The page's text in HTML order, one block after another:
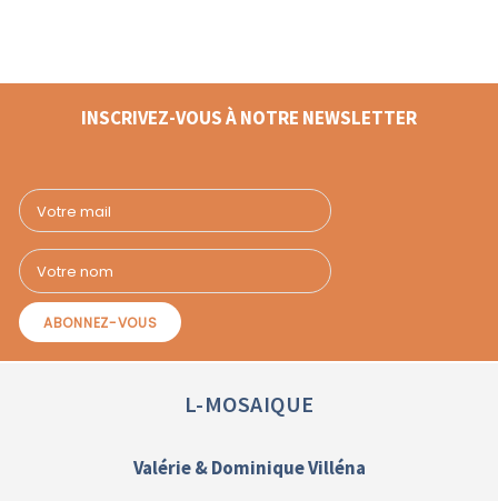
INSCRIVEZ-VOUS À NOTRE NEWSLETTER
L-MOSAIQUE
Valérie & Dominique Villéna